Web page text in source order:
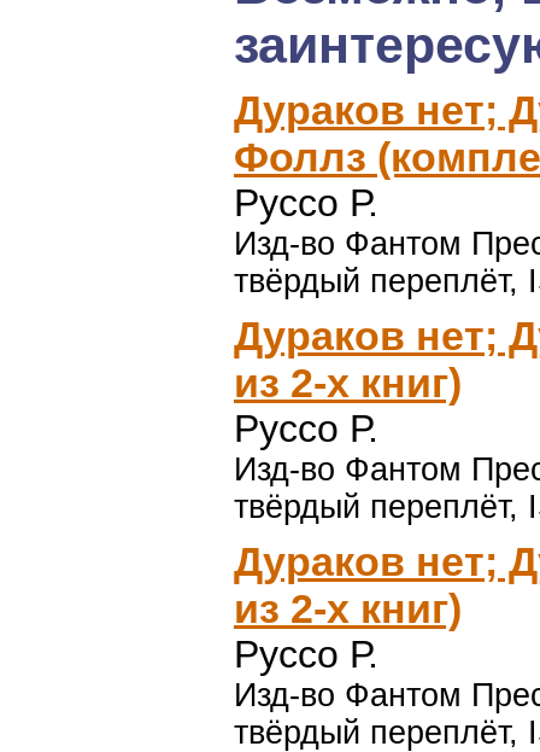
Дураков нет;
Фоллз
Руссо Р.
Изд-во Фантом
твёрдый переплёт,
Дураков нет;
из 2-х книг)
Руссо Р.
Изд-во Фантом
твёрдый переплёт,
Дураков нет;
из 2-х книг)
Руссо Р.
Изд-во Фантом
твёрдый переплёт,